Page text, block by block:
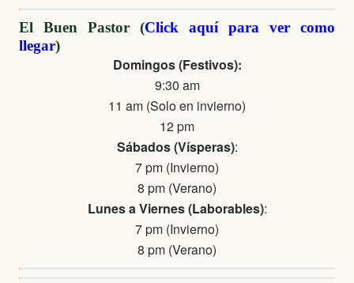
El Buen Pastor (Click aquí para ver como
llegar)
Domingos (Festivos):
9:30 am
11 am (Solo en invierno)
12 pm
Sábados (Vísperas):
7 pm (Invierno)
8 pm (Verano)
Lunes a Viernes (Laborables):
7 pm (Invierno)
8 pm (Verano)